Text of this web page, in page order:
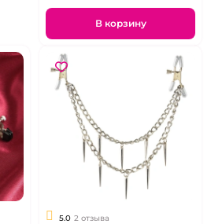
В корзину
5.0 2 отзыва